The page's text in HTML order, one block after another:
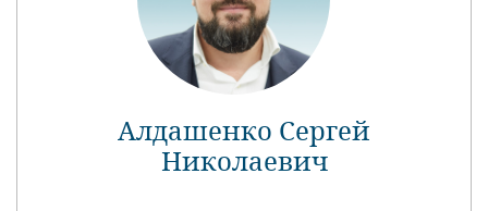
Алдашенко Сергей
Николаевич